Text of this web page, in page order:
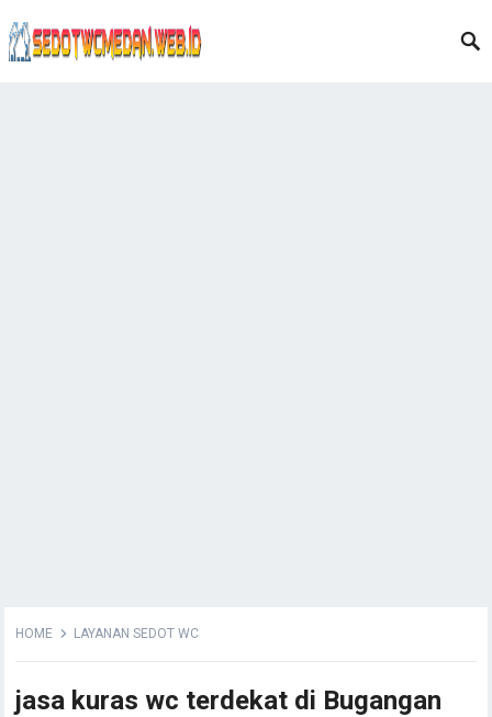
HOME LAYANAN SEDOT WC
jasa kuras wc terdekat di Bugangan